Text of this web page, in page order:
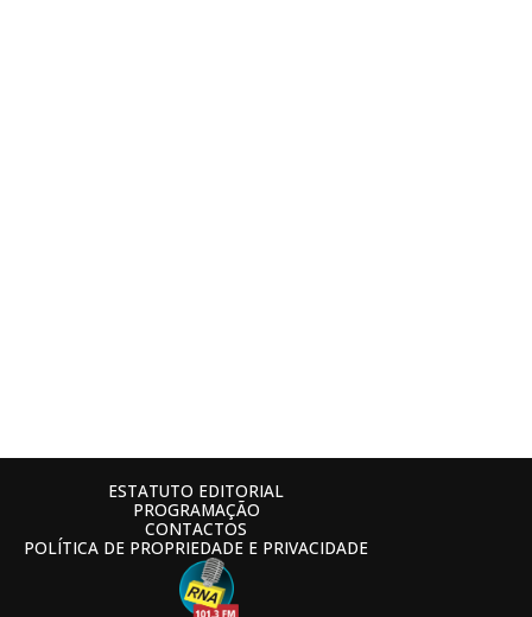
ESTATUTO EDITORIAL
PROGRAMAÇÃO
CONTACTOS
POLÍTICA DE PROPRIEDADE E PRIVACIDADE